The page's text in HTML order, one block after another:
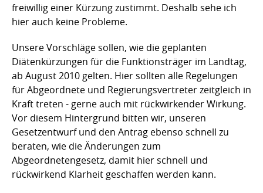
freiwillig einer Kürzung zustimmt. Deshalb sehe ich
hier auch keine Probleme.
Unsere Vorschläge sollen, wie die geplanten
Diätenkürzungen für die Funktionsträger im Landtag,
ab August 2010 gelten. Hier sollten alle Regelungen
für Abgeordnete und Regierungsvertreter zeitgleich in
Kraft treten - gerne auch mit rückwirkender Wirkung.
Vor diesem Hintergrund bitten wir, unseren
Gesetzentwurf und den Antrag ebenso schnell zu
beraten, wie die Änderungen zum
Abgeordnetengesetz, damit hier schnell und
rückwirkend Klarheit geschaffen werden kann.